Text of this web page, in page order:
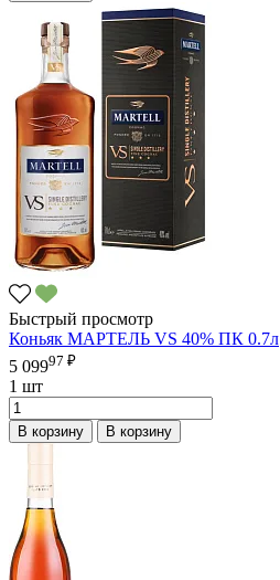
Быстрый просмотр
Коньяк МАРТЕЛЬ VS 40% ПК 0.7л
5 09997 ₽
1 шт
В корзину В корзину